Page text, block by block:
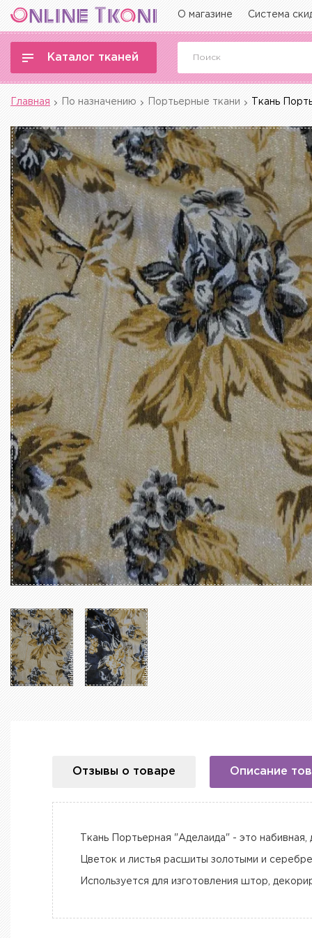
О магазине Система
Каталог тканей
Главная По назначению Портьерные ткани Ткань
Отзывы о товаре Описание
Ткань Портьерная "Аделаида" - это
Цветок и листья расшиты золотыми и
Используется для изготовления штор,